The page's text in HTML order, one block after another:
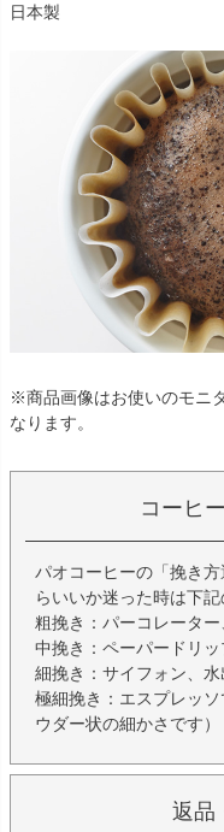
日本製
※商品画像はお使いのモニ
なります。
コーヒ
パオコーヒーの「挽き
らいいか迷った時は下
粗挽き：パーコレータ
中挽き：ペーパードリ
細挽き：サイフォン、水
極細挽き：エスプレッ
ウダー状の細かさです）
返品